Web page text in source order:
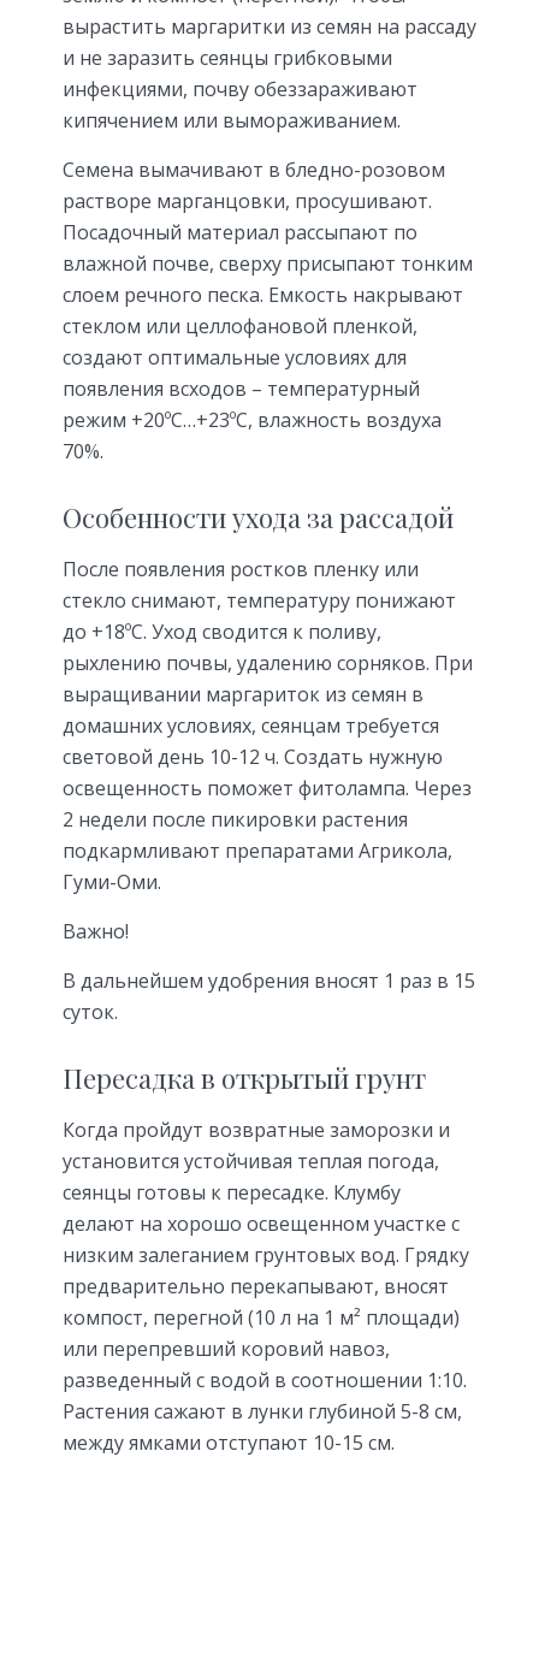
вырастить маргаритки из семян на рассаду
и не заразить сеянцы грибковыми
инфекциями, почву обеззараживают
кипячением или вымораживанием.
Семена вымачивают в бледно-розовом
растворе марганцовки, просушивают.
Посадочный материал рассыпают по
влажной почве, сверху присыпают тонким
слоем речного песка. Емкость накрывают
стеклом или целлофановой пленкой,
создают оптимальные условиях для
появления всходов – температурный
режим +20ºС…+23ºС, влажность воздуха
70%.
Особенности ухода за рассадой
После появления ростков пленку или
стекло снимают, температуру понижают
до +18ºС. Уход сводится к поливу,
рыхлению почвы, удалению сорняков. При
выращивании маргариток из семян в
домашних условиях, сеянцам требуется
световой день 10-12 ч. Создать нужную
освещенность поможет фитолампа. Через
2 недели после пикировки растения
подкармливают препаратами Агрикола,
Гуми-Оми.
Важно!
В дальнейшем удобрения вносят 1 раз в 15
суток.
Пересадка в открытый грунт
Когда пройдут возвратные заморозки и
установится устойчивая теплая погода,
сеянцы готовы к пересадке. Клумбу
делают на хорошо освещенном участке с
низким залеганием грунтовых вод. Грядку
предварительно перекапывают, вносят
компост, перегной (10 л на 1 м² площади)
или перепревший коровий навоз,
разведенный с водой в соотношении 1:10.
Растения сажают в лунки глубиной 5-8 см,
между ямками отступают 10-15 см.